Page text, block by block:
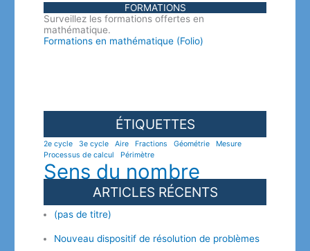
FORMATIONS
Surveillez les formations offertes en
mathématique.
Formations en mathématique (Folio)
ÉTIQUETTES
2e cycle 3e cycle Aire Fractions Géométrie
Mesure
Processus de calcul
Périmètre
Sens du nombre
ARTICLES RÉCENTS
(pas de titre)
Nouveau dispositif de résolution de problèmes